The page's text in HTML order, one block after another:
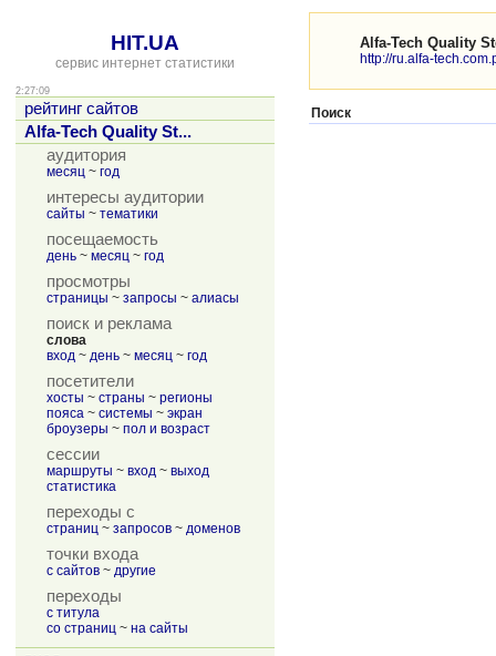
HIT.UA
сервис интернет статистики
2:27:09
рейтинг сайтов
Alfa-Tech Quality St...
аудитория
месяц ~ год
интересы аудитории
сайты ~ тематики
посещаемость
день ~ месяц ~ год
просмотры
страницы ~ запросы ~ алиасы
поиск и реклама
слова
вход ~ день ~ месяц ~ год
посетители
хосты ~ страны ~ регионы
пояса ~ системы ~ экран
броузеры ~ пол и возраст
сессии
маршруты ~ вход ~ выход
статистика
переходы с
страниц ~ запросов ~ доменов
точки входа
с сайтов ~ другие
переходы
с титула
со страниц ~ на сайты
Alfa-Tech Quality
http://ru.alfa-
Поиск